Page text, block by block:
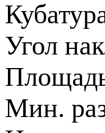
Угол
Мин.